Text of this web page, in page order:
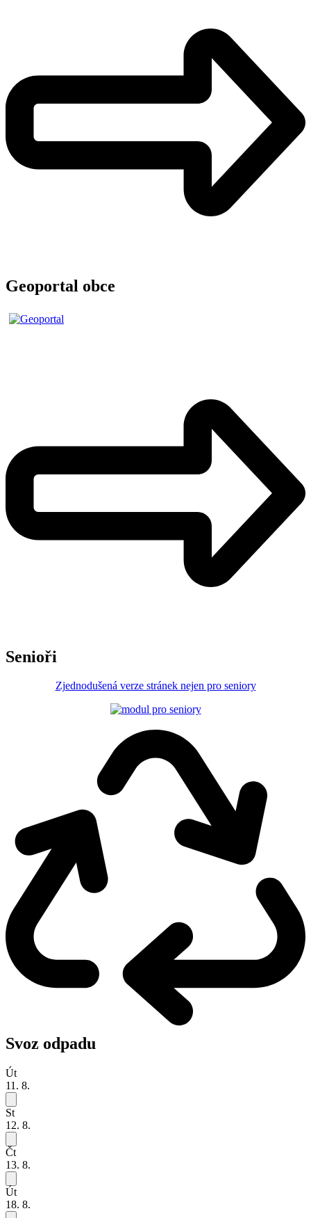
Geoportal obce
Senioři
Zjednodušená verze stránek nejen pro seniory
Svoz odpadu
Út
11. 8.
St
12. 8.
Čt
13. 8.
Út
18. 8.